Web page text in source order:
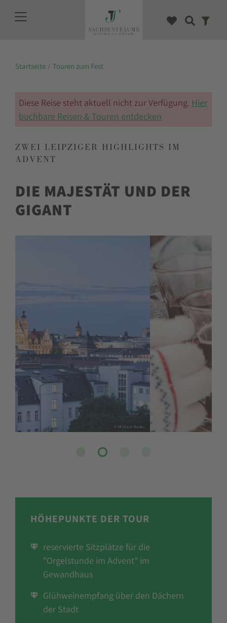
Startseite Touren zum Fest
Diese Reise steht aktuell nicht zur Verfügung. Hier
buchbare Reisen & Touren entdecken
ZWEI LEIPZIGER HIGHLIGHTS IM
ADVENT
DIE MAJESTÄT UND DER
GIGANT
HÖHEPUNKTE DER TOUR
reservierte Sitzplätze für die
"Orgelstunde im Advent" im
Gewandhaus
Glühweinempfang über den Dächern
der Stadt